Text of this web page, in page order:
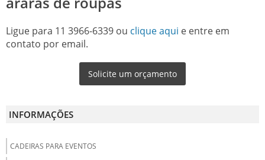
Ligue para 11 3966-6339 ou clique aqui e entre em
contato por email.
Solicite um orçamento
INFORMAÇÕES
CADEIRAS PARA EVENTOS